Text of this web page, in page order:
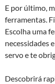
E por último,
ferramentas.
Escolha uma
necessidades
servo e te
Descobrirá